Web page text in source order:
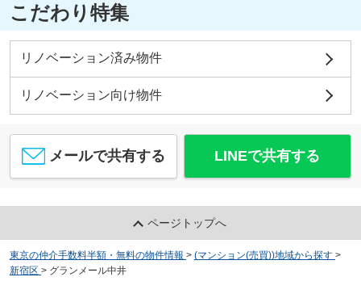
こだわり特集
リノベーション済み物件
リノベーション向け物件
メールで共有する LINEで共有する
ページトップへ
東京の仲介手数料半額・無料の物件情報 > (マンション(売買))地域から探す >
新宿区 > グランメール中井